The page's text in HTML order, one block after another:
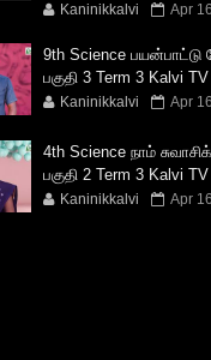
Kaninikkalvi Apr
9th Science பயன்பாட்டு
பகுதி 3 Term 3 Kalvi TV
Kaninikkalvi Apr
4th Science நாம்
பகுதி 2 Term 3 Kalvi TV
Kaninikkalvi Apr